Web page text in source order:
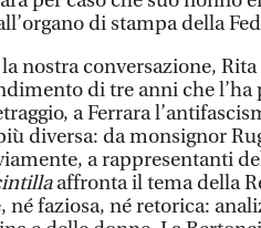
di stampa della
nostra conversazione,
di tre anni che l’ha
a Ferrara
diversa: da monsignor
a rappresentanti
affronta il tema della
né faziosa, né retorica: